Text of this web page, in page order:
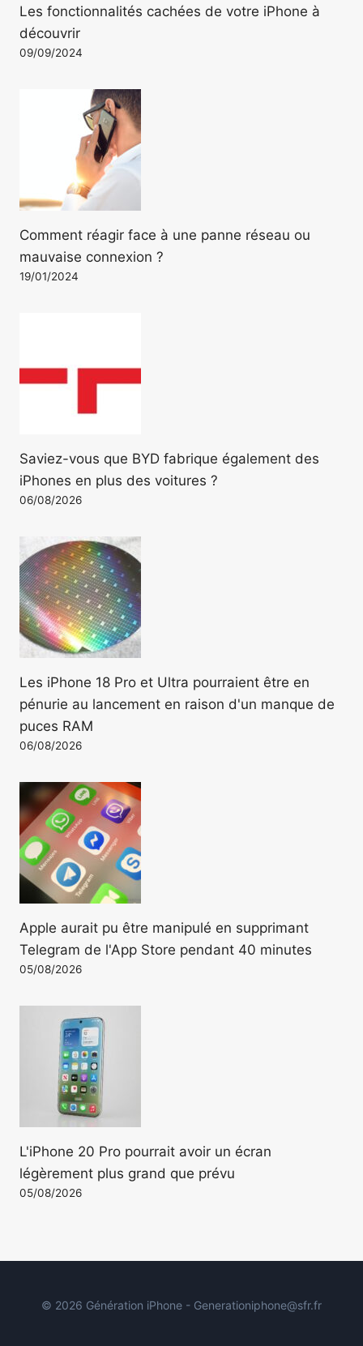
Les fonctionnalités cachées de votre iPhone à
découvrir
09/09/2024
Comment réagir face à une panne réseau ou
mauvaise connexion ?
19/01/2024
Saviez-vous que BYD fabrique également des
iPhones en plus des voitures ?
06/08/2026
Les iPhone 18 Pro et Ultra pourraient être en
pénurie au lancement en raison d'un manque de
puces RAM
06/08/2026
Apple aurait pu être manipulé en supprimant
Telegram de l'App Store pendant 40 minutes
05/08/2026
L'iPhone 20 Pro pourrait avoir un écran
légèrement plus grand que prévu
05/08/2026
© 2026 Génération iPhone - Generationiphone@sfr.fr